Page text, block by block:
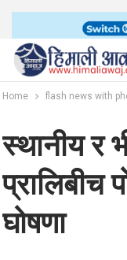
Home flash news with
स्थानीय र
प्रालिबीच
घोषणा